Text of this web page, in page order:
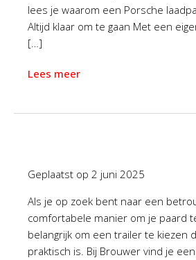
lees je waarom een Porsche
Altijd klaar om te gaan Met een
[…]
Lees meer
Geplaatst op 2 juni 2025
Als je op zoek bent naar een
comfortabele manier om je paard
belangrijk om een trailer te kiezen
praktisch is. Bij Brouwer vind je